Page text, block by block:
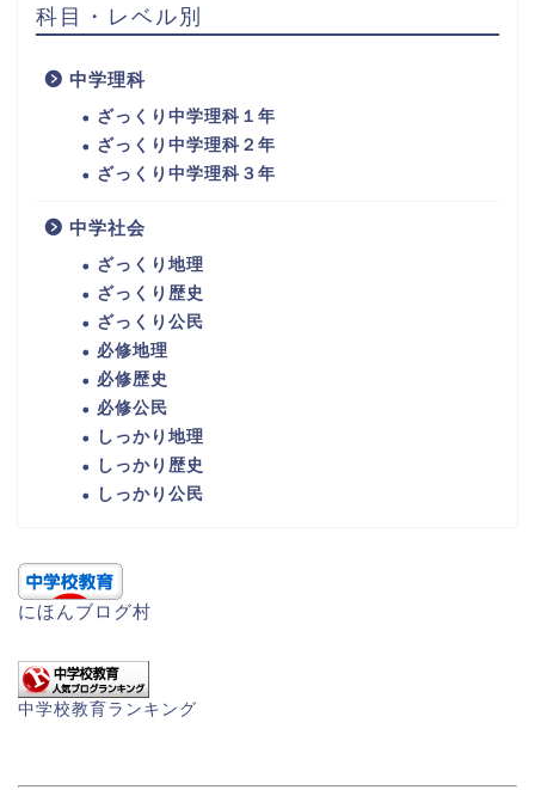
科目・レベル別
中学理科
ざっくり中学理科１年
ざっくり中学理科２年
ざっくり中学理科３年
中学社会
ざっくり地理
ざっくり歴史
ざっくり公民
必修地理
必修歴史
必修公民
しっかり地理
しっかり歴史
しっかり公民
にほんブログ村
中学校教育ランキング